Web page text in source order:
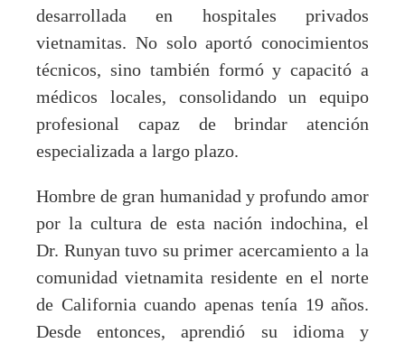
desarrollada en hospitales privados
vietnamitas. No solo aportó conocimientos
técnicos, sino también formó y capacitó a
médicos locales, consolidando un equipo
profesional capaz de brindar atención
especializada a largo plazo.
Hombre de gran humanidad y profundo amor
por la cultura de esta nación indochina, el
Dr. Runyan tuvo su primer acercamiento a la
comunidad vietnamita residente en el norte
de California cuando apenas tenía 19 años.
Desde entonces, aprendió su idioma y